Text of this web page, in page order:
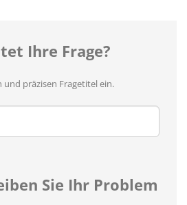
Ihre Frage?
und präzisen Fragetitel ein.
Sie Ihr Problem